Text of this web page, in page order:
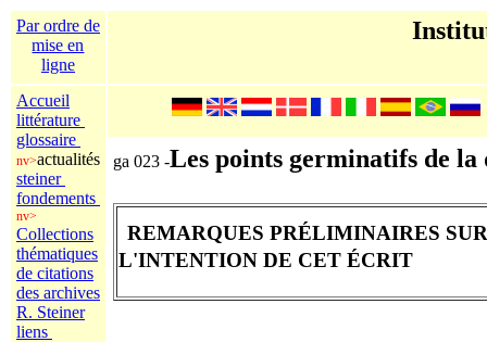
Par ordre de
mise en
ligne
Accueil
littérature
glossaire
nv>actualités
steiner
fondements
nv>
Collections
thématiques
de citations
des archives
R. Steiner
liens
ga 023 -Les points germinatifs de la
REMARQUES PRÉLIMINAIRES SUR
L'INTENTION DE CET ÉCRIT